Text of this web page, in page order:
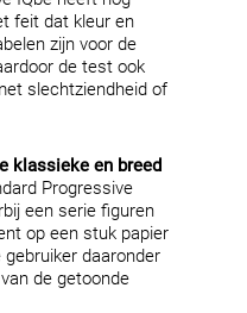
feit dat kleur en
zijn voor de
de test ook
slechtziendheid of
klassieke en breed
Progressive
een serie figuren
op een stuk papier
daaronder
de getoonde